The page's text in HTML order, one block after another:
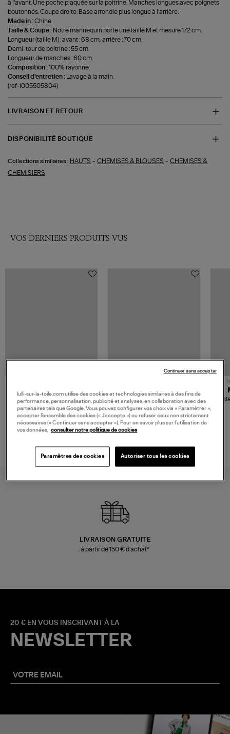
à l'avant. Une poche plaquée sur la poitrine. Manches longues avec poignets
boutonnés. Coupe droite. Base arrondie plus longue à l'arrière.
Made in :Chine.
Taille & Coupe : Notre mannequin porte une taille M et mesure 172 cm.
Longueur (taille M) : avant : 68 cm, arrière : 70 cm.
Demi-tour de poitrine : 55 cm.
Longueur de manches : 60 cm.
Composition :100% rayonne.
Conseil d'entretien :
Lavage à la main.
(ref-1005505804)
LIVRAISON ET RETOUR
DISPONIBILITÉ BOUTIQUE
Collections similaires : HAUTS -CHEMISES & BLOUSES -CHEMISES &
CHEMISIERS
VOS DERNIERS PRODUITS VUS
480,00 €
JEROME DREYFUSS
Sac Bobi S Cuir Lamé
Champagne
189,00 €
TORAL
Mocassins Killian Sport
Mousse
LIVRAISON GRATUITE
à partir de 150 € d'achat*
20 € EN VOUS INSCRIVANT À LA
NEWSLETTER
lulli-sur-la-toile.com utilise des cookies et technologies similaires à des fins de
performance, personnalisation, publicité et analyses, en collaboration avec des
partenaires tels que Google. Vous pouvez configurer vos choix via « Paramétrer »,
accepter l’ensemble des cookies (« J’accepte ») ou refuser ceux non strictement
nécessaires (« Continuer sans accepter »). Pour en savoir plus sur l’utilisation de
vos données, consulter notre politique de cookies
Paramètres des cookies Autoriser tous les cookies
Continuer sans accepter